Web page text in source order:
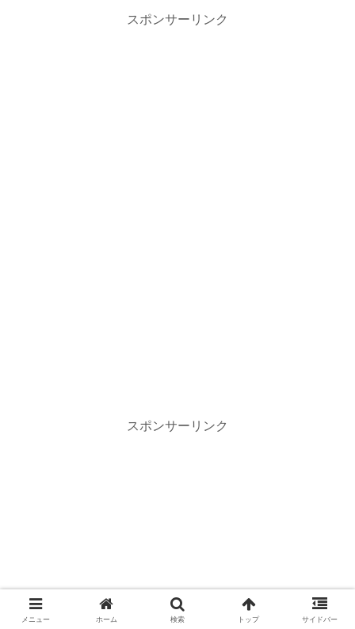
スポンサーリンク
スポンサーリンク
メニュー ホーム 検索 トップ サイドバー